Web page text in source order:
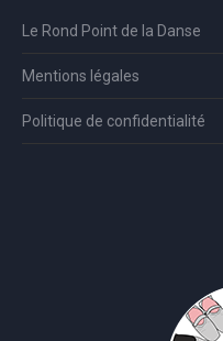
Le Rond Point de la Danse
Mentions légales
Politique de confidentialité